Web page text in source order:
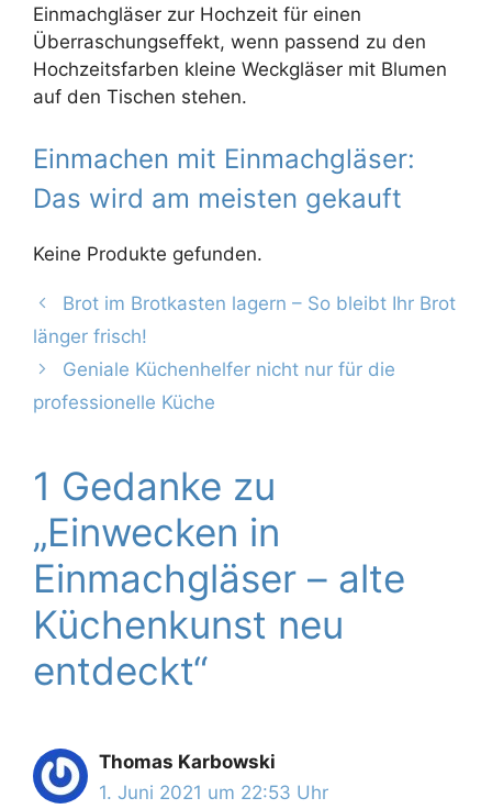
Einmachgläser zur Hochzeit für einen
Überraschungseffekt, wenn passend zu den
Hochzeitsfarben kleine Weckgläser mit Blumen
auf den Tischen stehen.
Einmachen mit Einmachgläser:
Das wird am meisten gekauft
Keine Produkte gefunden.
Brot im Brotkasten lagern – So bleibt Ihr Brot
länger frisch!
Geniale Küchenhelfer nicht nur für die
professionelle Küche
1 Gedanke zu
„Einwecken in
Einmachgläser – alte
Küchenkunst neu
entdeckt“
Thomas Karbowski
1. Juni 2021 um 22:53 Uhr